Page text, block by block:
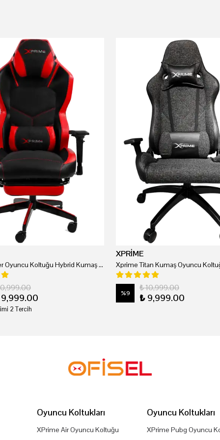
Xprime Tyler Oyuncu Koltuğu Hybrid Kumaş Kırmızı
2 Tercih
XPRİME
Xprime Titan Kumaş Oyuncu
%9
₺ 10,999.00
₺ 9,999.00
Oyuncu Koltukları
XPrime Air Oyuncu Koltuğu
Oyuncu Koltukları
XPrime Pubg Oyuncu